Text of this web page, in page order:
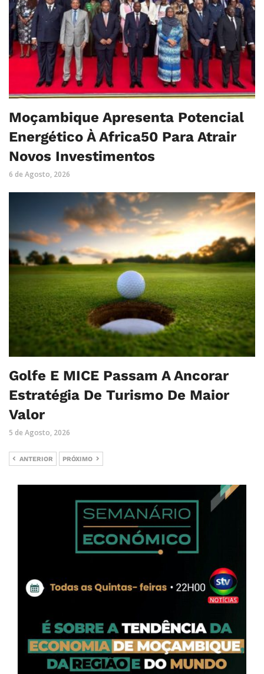
Moçambique Apresenta Potencial
Energético À Africa50 Para Atrair
Novos Investimentos
6 de Agosto, 2026
Golfe E MICE Passam A Ancorar
Estratégia De Turismo De Maior
Valor
5 de Agosto, 2026
ANTERIOR PRÓXIMO